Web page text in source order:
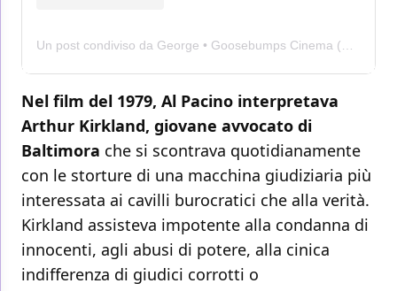
Nel film del 1979, Al Pacino interpretava
Arthur Kirkland, giovane avvocato di
Baltimora che si scontrava quotidianamente
con le storture di una macchina giudiziaria più
interessata ai cavilli burocratici che alla verità.
Kirkland assisteva impotente alla condanna di
innocenti, agli abusi di potere, alla cinica
indifferenza di giudici corrotti o